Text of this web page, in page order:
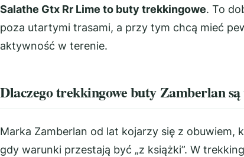
Salathe Gtx Rr Lime to buty trekkingowe. To
poza utartymi trasami, a przy tym chcą mieć
aktywność w terenie.
Dlaczego trekkingowe buty Zamberlan
Marka Zamberlan od lat kojarzy się z obuwiem,
gdy warunki przestają być „z książki”. W